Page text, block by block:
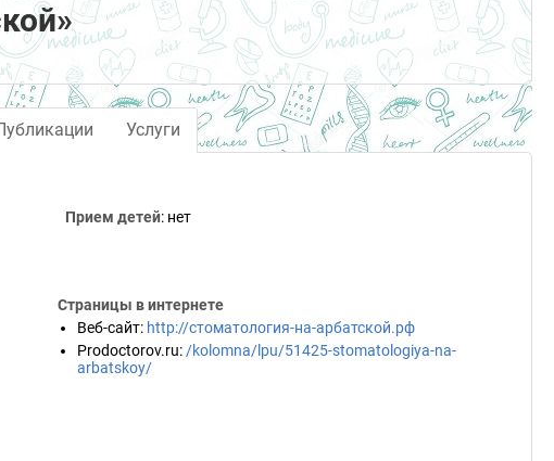
Услуги
Прием детей: нет
Страницы в интернете
Веб-сайт: http://стоматология-на-арбатской.рф
Prodoctorov.ru: /kolomna/lpu/51425-stomatologiya-na-
arbatskoy/